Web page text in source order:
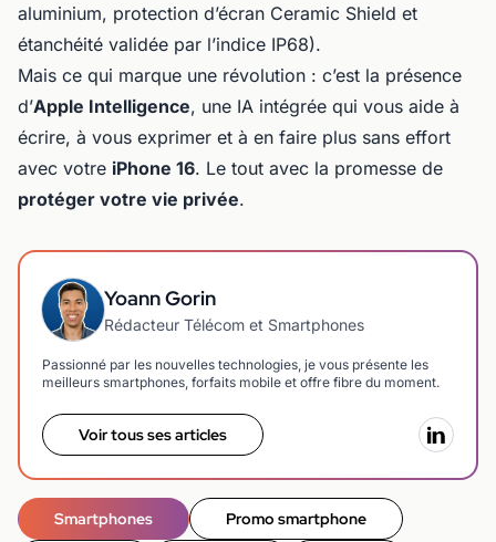
aluminium, protection d’écran Ceramic Shield et
étanchéité validée par l’indice IP68).
Mais ce qui marque une révolution : c’est la présence
d’Apple Intelligence, une IA intégrée qui vous aide à
écrire, à vous exprimer et à en faire plus sans effort
avec votre iPhone 16. Le tout avec la promesse de
proté­ger votre vie privée.
Yoann Gorin
Rédacteur Télécom et Smartphones
Passionné par les nouvelles technologies, je vous présente les
meilleurs smartphones, forfaits mobile et offre fibre du moment.
Voir tous ses articles
Smartphones Promo smartphone